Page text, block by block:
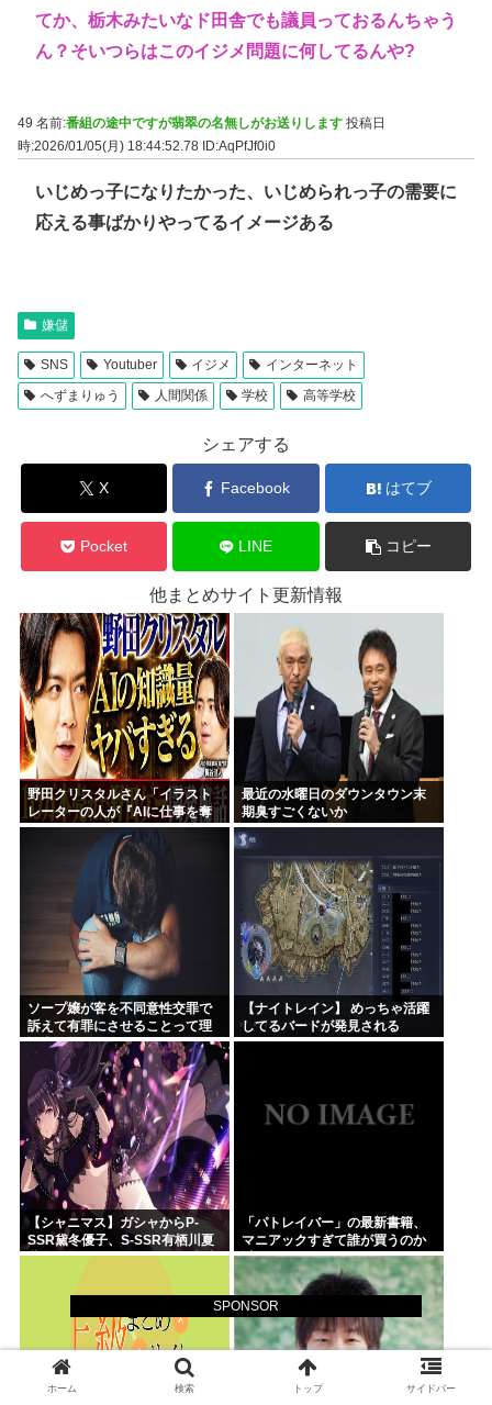
SPONSOR
てか、栃木みたいなド田舎でも議員っておるんちゃう
ん？そいつらはこのイジメ問題に何してるんや?
49 名前:番組の途中ですが翡翠の名無しがお送りします 投稿日
時:2026/01/05(月) 18:44:52.78 ID:AqPfJf0i0
いじめっ子になりたかった、いじめられっ子の需要に
応える事ばかりやってるイメージある
嫌儲
SNS Youtuber イジメ
インターネット
へずまりゅう
人間関係 学校 高等学校
シェアする
X Facebook はてブ
Pocket LINE コピー
他まとめサイト更新情報
野田クリスタルさん「イラスト
レーターの人が『AIに仕事を奪
われる』って言ってるけど、あ
なた達は"仕事を奪う側"じゃな
最近の水曜日のダウンタウン末
期臭すごくないか
ソープ嬢が客を不同意性交罪で
訴えて有罪にさせることって理
論上可能？
【ナイトレイン】 めっちゃ活躍
してるバードが発見される
【シャニマス】ガシャからP-
SSR黛冬優子、S-SSR有栖川夏
葉が登場！イベントS-SR福丸小
「パトレイバー」の最新書籍、
マニアックすぎて誰が買うのか
謎
ホーム 検索 トップ サイドバー